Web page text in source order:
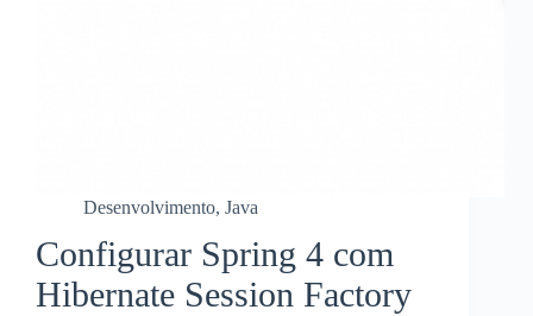
Desenvolvimento, Java
Configurar Spring 4 com
Hibernate Session Factory